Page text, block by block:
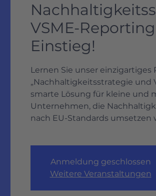
VSME-
Einstieg!
Lernen Sie unser einzigartiges
„Nachhaltigkeitsstrategie und
smarte Lösung für kleine und
Unternehmen, die
nach EU-Standards umsetzen
Anmeldung geschlossen
Weitere Veranstaltungen